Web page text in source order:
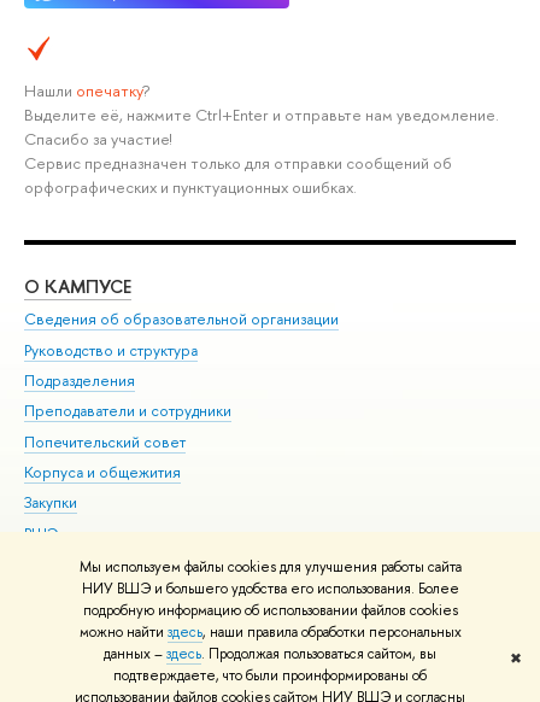
Мы используем файлы cookies для улучшения работы сайта
НИУ ВШЭ и большего удобства его использования. Более
подробную информацию об использовании файлов cookies
можно найти здесь, наши правила обработки персональных
данных –здесь. Продолжая пользоваться сайтом, вы
подтверждаете, что были проинформированы об
использовании файлов cookies сайтом НИУ ВШЭ и согласны
✖
Нашли опечатку?
Выделите её, нажмите Ctrl+Enter и отправьте нам уведомление.
Спасибо за участие!
Сервис предназначен только для отправки сообщений об
орфографических и пунктуационных ошибках.
О КАМПУСЕ
Сведения об образовательной организации
Руководство и структура
Подразделения
Преподаватели и сотрудники
Попечительский совет
Корпуса и общежития
Закупки
ВШЭ для студентов с ограниченными возможностями
здоровья и инвалидностью
Версия для слабовидящих
Единая платежная страница
© НИУ ВШЭ 1993–2026 Адреса и контакты Условия использования